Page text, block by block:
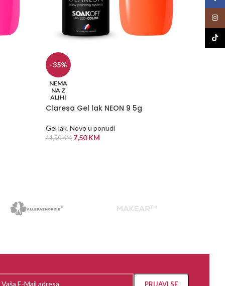
-35%
NEMA
NA Z
ALIHI
Claresa Gel lak NEON 9 5g
Gel lak, Novo u ponudi
11,50KM 7,50KM